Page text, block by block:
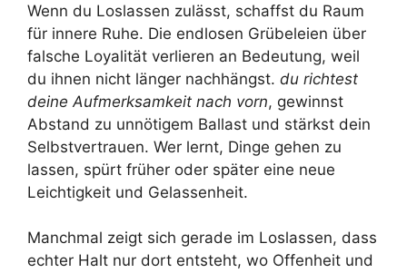
Wenn du Loslassen zulässt, schaffst du Raum
für innere Ruhe. Die endlosen Grübeleien über
falsche Loyalität verlieren an Bedeutung, weil
du ihnen nicht länger nachhängst. du richtest
deine Aufmerksamkeit nach vorn, gewinnst
Abstand zu unnötigem Ballast und stärkst dein
Selbstvertrauen. Wer lernt, Dinge gehen zu
lassen, spürt früher oder später eine neue
Leichtigkeit und Gelassenheit.
Manchmal zeigt sich gerade im Loslassen, dass
echter Halt nur dort entsteht, wo Offenheit und